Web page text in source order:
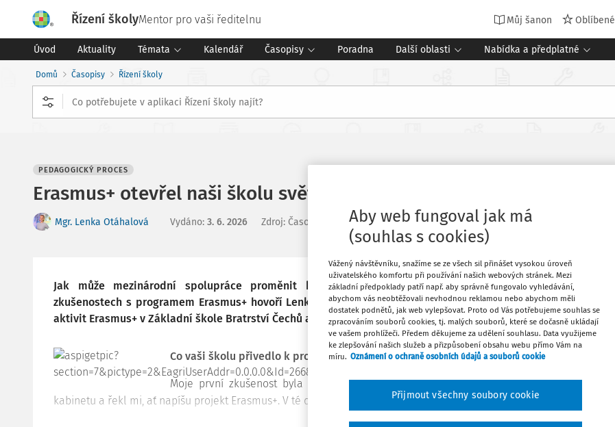
Řízení školyMentor pro vaši ředitelnu Můj šanon Oblíbené
Úvod Aktuality Témata Kalendář Časopisy Poradna Další oblasti Nabídka a předplatné
Domů Časopisy Řízení školy
PEDAGOGICKÝ PROCES
Erasmus+ otevřel naši školu světu, říká učitelka Lenka Otáhalová
Mgr. Lenka Otáhalová Vydáno: 3. 6. 2026 Zdroj: Časopis Řízení školy Vydání:7-8/2026 9 minut čtení
Jak může mezinárodní spolupráce proměnit každodenní život základní školy? O
zkušenostech s programem Erasmus+ hovoří Lenka Otáhalová, učitelka a koordinátorka
aktivit Erasmus+ v Základní škole Bratrství Čechů a Slováků v Bystřici pod Hostýnem.
Co vaši školu přivedlo k programu Erasmus+?
Moje první zkušenost byla v roce 2016, kdy pan ředitel přišel do
kabinetu a řekl mi, ať napíšu projekt Erasmus+. V té době jsem ještě př
Oblíbené
Stáhnout
Sdílet
Aby web fungoval jak má
(souhlas s cookies)
Vážený návštěvníku, snažíme se ze všech sil přinášet vysokou úroveň
uživatelského komfortu při používání našich webových stránek. Mezi
základní předpoklady patří např. aby správně fungovalo vyhledávání,
abychom vás neobtěžovali nevhodnou reklamou nebo abychom měli
dostatek podnětů, jak web vylepšovat. Proto od Vás potřebujeme souhlas se
zpracováním souborů cookies, tj. malých souborů, které se dočasně ukládají
ve vašem prohlížeči. Předem děkujeme za udělení souhlasu. Data využijeme
ke zlepšování našich služeb a přizpůsobení obsahu webu přímo Vám na
míru. Oznámení o ochraně osobních údajů a souborů cookie
Přijmout všechny soubory cookie